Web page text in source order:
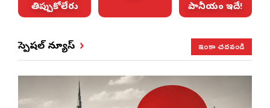
తిప్పుకోలేరు
పానీయం ఇదే!
స్పెషల్ న్యూస్ ఇంకా చదవండి